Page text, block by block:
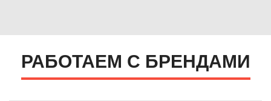
РАБОТАЕМ С БРЕНДАМИ